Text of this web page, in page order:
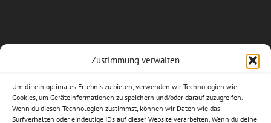
Zustimmung verwalten
Um dir ein optimales Erlebnis zu bieten, verwenden wir Technologien wie
Cookies, um Geräteinformationen zu speichern und/oder darauf zuzugreifen.
Wenn du diesen Technologien zustimmst, können wir Daten wie das
Surfverhalten oder eindeutige IDs auf dieser Website verarbeiten. Wenn du deine
Allgemeine Geschäftsbedingungen
Impressum